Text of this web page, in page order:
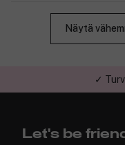
Näytä
✓
Let's be